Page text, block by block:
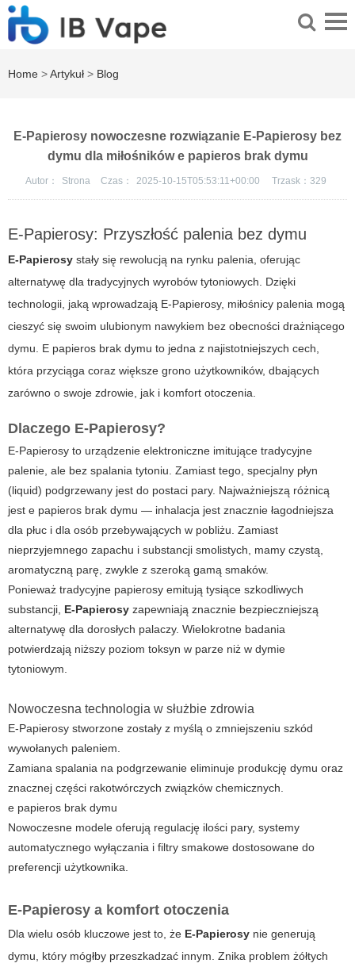
Home >Artykuł > Blog
E-Papierosy nowoczesne rozwiązanie E-Papierosy bez
dymu dla miłośników e papieros brak dymu
Autor： Strona Czas： 2025-10-15T05:53:11+00:00 Trzask： 329
E-Papierosy: Przyszłość palenia bez dymu
E-Papierosy stały się rewolucją na rynku palenia, oferując
alternatywę dla tradycyjnych wyrobów tytoniowych. Dzięki
technologii, jaką wprowadzają E-Papierosy, miłośnicy palenia mogą
cieszyć się swoim ulubionym nawykiem bez obecności drażniącego
dymu. E papieros brak dymu to jedna z najistotniejszych cech,
która przyciąga coraz większe grono użytkowników, dbających
zarówno o swoje zdrowie, jak i komfort otoczenia.
Dlaczego E-Papierosy?
E-Papierosy to urządzenie elektroniczne imitujące tradycyjne
palenie, ale bez spalania tytoniu. Zamiast tego, specjalny płyn
(liquid) podgrzewany jest do postaci pary. Najważniejszą różnicą
jest e papieros brak dymu — inhalacja jest znacznie łagodniejsza
dla płuc i dla osób przebywających w pobliżu. Zamiast
nieprzyjemnego zapachu i substancji smolistych, mamy czystą,
aromatyczną parę, zwykle z szeroką gamą smaków.
Ponieważ tradycyjne papierosy emitują tysiące szkodliwych
substancji, E-Papierosy zapewniają znacznie bezpieczniejszą
alternatywę dla dorosłych palaczy. Wielokrotne badania
potwierdzają niższy poziom toksyn w parze niż w dymie
tytoniowym.
Nowoczesna technologia w służbie zdrowia
E-Papierosy stworzone zostały z myślą o zmniejszeniu szkód
wywołanych paleniem.
Zamiana spalania na podgrzewanie eliminuje produkcję dymu oraz
znacznej części rakotwórczych związków chemicznych.
e papieros brak dymu
Nowoczesne modele oferują regulację ilości pary, systemy
automatycznego wyłączania i filtry smakowe dostosowane do
preferencji użytkownika.
E-Papierosy a komfort otoczenia
Dla wielu osób kluczowe jest to, że E-Papierosy nie generują
dymu, który mógłby przeszkadzać innym. Znika problem żółtych